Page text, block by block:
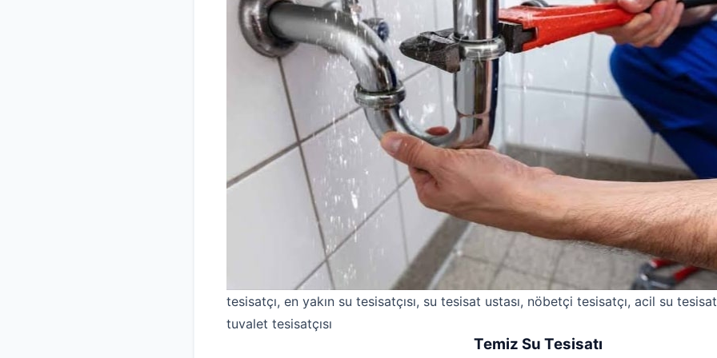
tesisatçı, en yakın su tesisatçısı, su tesisat ustası, nöbetçi tesisatçı, acil su
tuvalet tesisatçısı
Temiz Su Tesisatı